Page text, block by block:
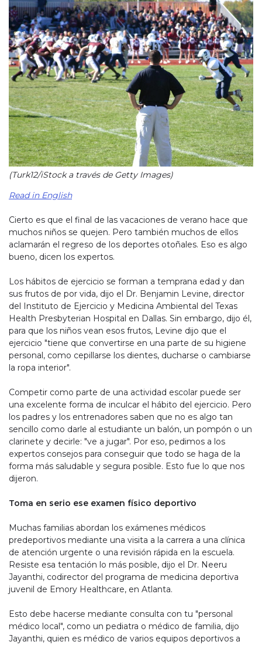
(Turk12/iStock a través de Getty Images)
Read in English
Cierto es que el final de las vacaciones de verano hace que
muchos niños se quejen. Pero también muchos de ellos
aclamarán el regreso de los deportes otoñales. Eso es algo
bueno, dicen los expertos.
Los hábitos de ejercicio se forman a temprana edad y dan
sus frutos de por vida, dijo el Dr. Benjamin Levine, director
del Instituto de Ejercicio y Medicina Ambiental del Texas
Health Presbyterian Hospital en Dallas. Sin embargo, dijo él,
para que los niños vean esos frutos, Levine dijo que el
ejercicio "tiene que convertirse en una parte de su higiene
personal, como cepillarse los dientes, ducharse o cambiarse
la ropa interior".
Competir como parte de una actividad escolar puede ser
una excelente forma de inculcar el hábito del ejercicio. Pero
los padres y los entrenadores saben que no es algo tan
sencillo como darle al estudiante un balón, un pompón o un
clarinete y decirle: "ve a jugar". Por eso, pedimos a los
expertos consejos para conseguir que todo se haga de la
forma más saludable y segura posible. Esto fue lo que nos
dijeron.
Toma en serio ese examen físico deportivo
Muchas familias abordan los exámenes médicos
predeportivos mediante una visita a la carrera a una clínica
de atención urgente o una revisión rápida en la escuela.
Resiste esa tentación lo más posible, dijo el Dr. Neeru
Jayanthi, codirector del programa de medicina deportiva
juvenil de Emory Healthcare, en Atlanta.
Esto debe hacerse mediante consulta con tu "personal
médico local", como un pediatra o médico de familia, dijo
Jayanthi, quien es médico de varios equipos deportivos a